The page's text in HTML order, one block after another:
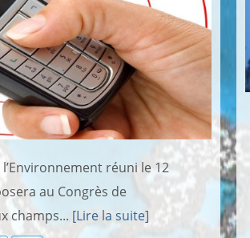
réuni le 12
au Congrès de
champs... [Lire la suite]